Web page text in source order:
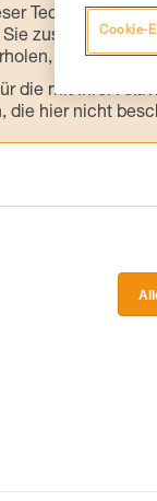
Techniken
zusammen mit
bevor Sie
die mit Ihrer
die hier nicht
Cookie-